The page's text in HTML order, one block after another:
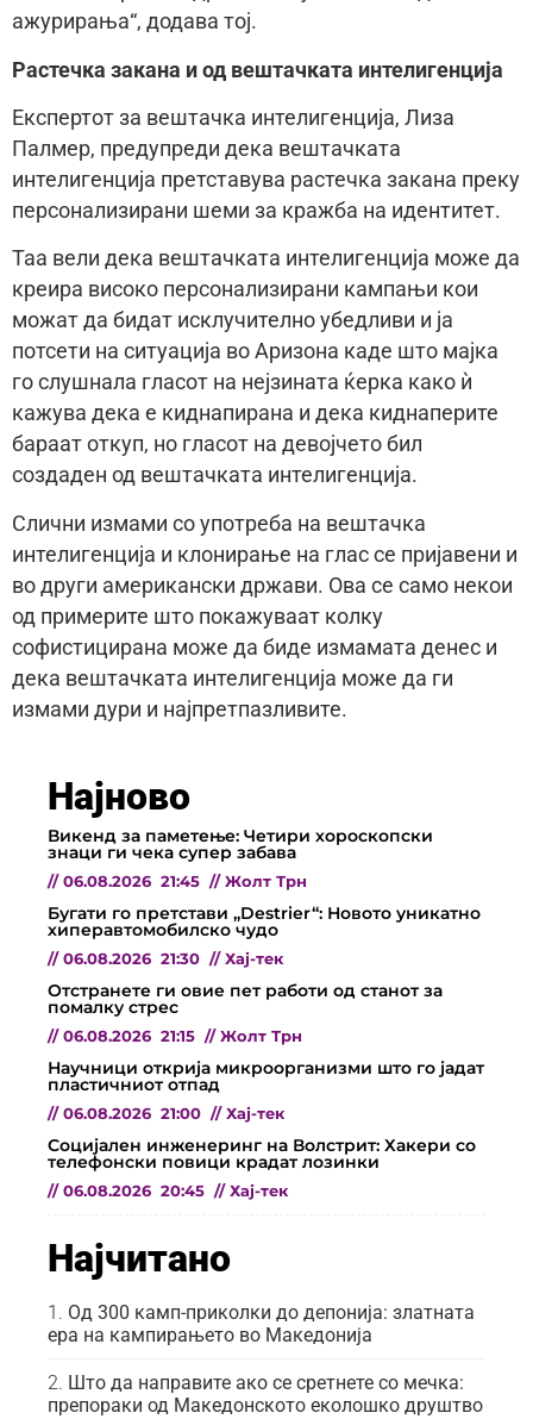
ажурирања“, додава тој.
Растечка закана и од вештачката интелигенција
Експертот за вештачка интелигенција, Лиза
Палмер, предупреди дека вештачката
интелигенција претставува растечка закана преку
персонализирани шеми за кражба на идентитет.
Таа вели дека вештачката интелигенција може да
креира високо персонализирани кампањи кои
можат да бидат исклучително убедливи и ја
потсети на ситуација во Аризона каде што мајка
го слушнала гласот на нејзината ќерка како ѝ
кажува дека е киднапирана и дека киднаперите
бараат откуп, но гласот на девојчето бил
создаден од вештачката интелигенција.
Слични измами со употреба на вештачка
интелигенција и клонирање на глас се пријавени и
во други американски држави. Ова се само некои
од примерите што покажуваат колку
софистицирана може да биде измамата денес и
дека вештачката интелигенција може да ги
измами дури и најпретпазливите.
Најново
Викенд за паметење: Четири хороскопски
знаци ги чека супер забава
// 06.08.2026 21:45 // Жолт Трн
Бугати го претстави „Destrier“: Новото уникатно
хиперавтомобилско чудо
// 06.08.2026 21:30 // Хај-тек
Отстранете ги овие пет работи од станот за
помалку стрес
// 06.08.2026 21:15 // Жолт Трн
Научници открија микроорганизми што го јадат
пластичниот отпад
// 06.08.2026 21:00 // Хај-тек
Социјален инженеринг на Волстрит: Хакери со
телефонски повици крадат лозинки
// 06.08.2026 20:45 // Хај-тек
Најчитано
Од 300 камп-приколки до депонија: златната
ера на кампирањето во Македонија
Што да направите ако се сретнете со мечка:
препораки од Македонското еколошко друштво